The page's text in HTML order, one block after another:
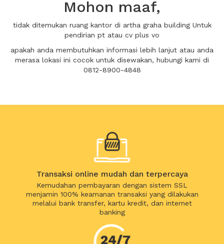
Mohon maaf,
tidak ditemukan ruang kantor di artha graha building Untuk
pendirian pt atau cv plus vo
apakah anda membutuhkan informasi lebih lanjut atau anda
merasa lokasi ini cocok untuk disewakan, hubungi kami di
0812-8900-4848
Transaksi online mudah dan terpercaya
Kemudahan pembayaran dengan sistem SSL
menjamin 100% keamanan transaksi yang dilakukan
melalui bank transfer, kartu kredit, dan internet
banking